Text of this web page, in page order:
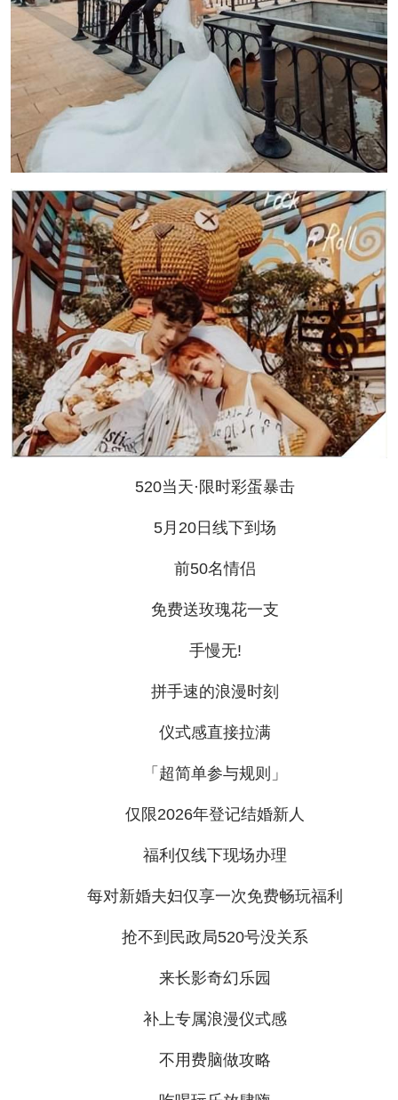
520当天·限时彩蛋暴击
5月20日线下到场
前50名情侣
免费送玫瑰花一支
手慢无!
拼手速的浪漫时刻
仪式感直接拉满
「超简单参与规则」
仅限2026年登记结婚新人
福利仅线下现场办理
每对新婚夫妇仅享一次免费畅玩福利
抢不到民政局520号没关系
来长影奇幻乐园
补上专属浪漫仪式感
不用费脑做攻略